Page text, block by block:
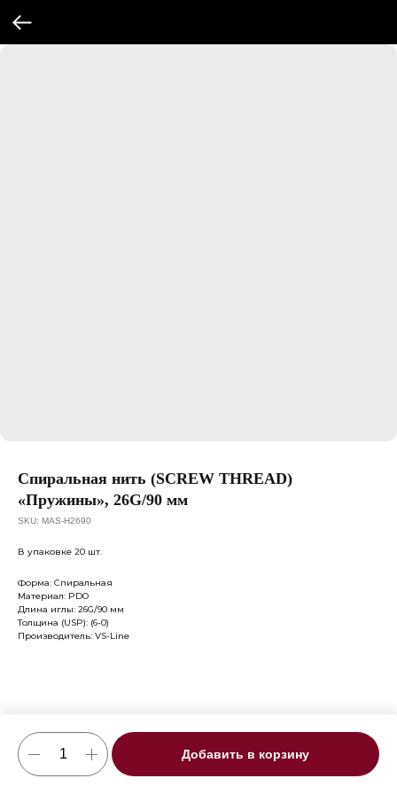
Спиральная нить (SCREW THREAD)
«Пружины», 26G/90 мм
SKU: MAS-H2690
Добавить в корзину
В упаковке 20 шт.
Форма: Спиральная
Материал: PDO
Длина иглы: 26G/90 мм
Толщина (USP): (6-0)
Производитель: VS-Line